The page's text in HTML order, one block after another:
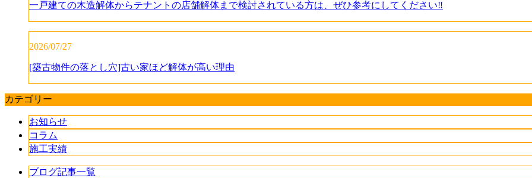
一戸建ての木造解体からテナントの店舗解体まで検討されている方は、ぜひ参考にしてください‼️
2026/07/27
[築古物件の落とし穴]古い家ほど解体が高い理由
カテゴリー
お知らせ
コラム
施工実績
ブログ記事一覧